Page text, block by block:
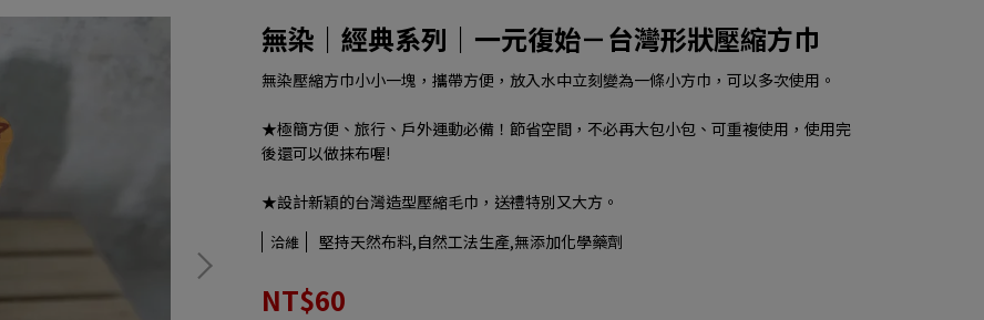
無染｜經典系列｜一元復始－台灣形狀壓縮方巾
無染壓縮方巾小小一塊，攜帶方便，放入水中立刻變為一條小方巾，可以多次使用。
★極簡方便、旅行、戶外運動必備！節省空間，不必再大包小包、可重複使用，使用完
後還可以做抹布喔!
★設計新穎的台灣造型壓縮毛巾，送禮特別又大方。
洽維 堅持天然布料,自然工法生產,無添加化學藥劑
NT$60